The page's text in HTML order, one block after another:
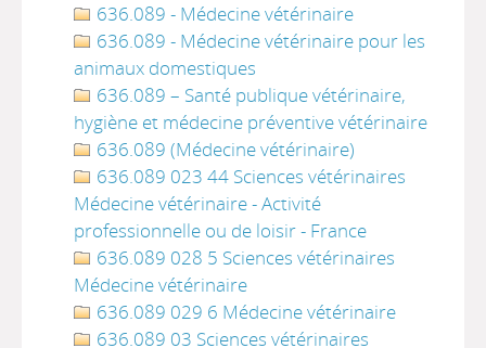
636.089 - Médecine vétérinaire
636.089 - Médecine vétérinaire pour les
animaux domestiques
636.089 – Santé publique vétérinaire,
hygiène et médecine préventive vétérinaire
636.089 (Médecine vétérinaire)
636.089 023 44 Sciences vétérinaires
Médecine vétérinaire - Activité
professionnelle ou de loisir - France
636.089 028 5 Sciences vétérinaires
Médecine vétérinaire
636.089 029 6 Médecine vétérinaire
636.089 03 Sciences vétérinaires